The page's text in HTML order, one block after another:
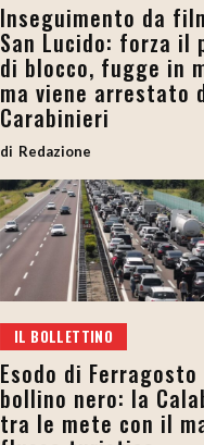
Inseguimento da
San Lucido: forza il
di blocco, fugge in
ma viene arrestato
Carabinieri
Redazione
IL BOLLETTINO
Esodo di Ferragosto
bollino nero: la
tra le mete con il